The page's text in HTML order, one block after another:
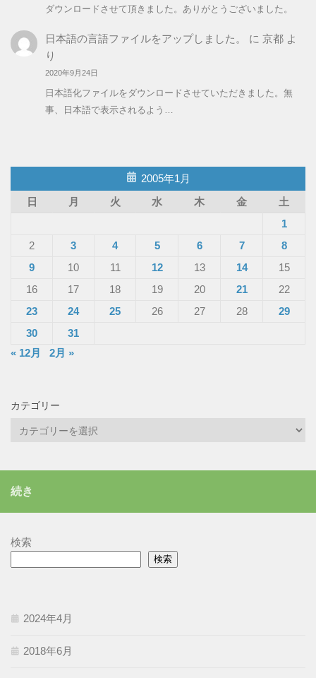
ダウンロードさせて頂きました。ありがとうございました。
日本語の言語ファイルをアップしました。 に 京都よ
り
2020年9月24日
日本語化ファイルをダウンロードさせていただきました。無
事、日本語で表示されるよう…
2005年1月
日
月 火 水 木 金
土
1
2
3 4 5 6 7
8
9
10 11 12 13 14
15
16
17 18 19 20 21
22
23
24 25 26 27 28
29
30
31
« 12月
2月 »
カテゴリー
ー
続き
検索
検索
2024年4月
2018年6月